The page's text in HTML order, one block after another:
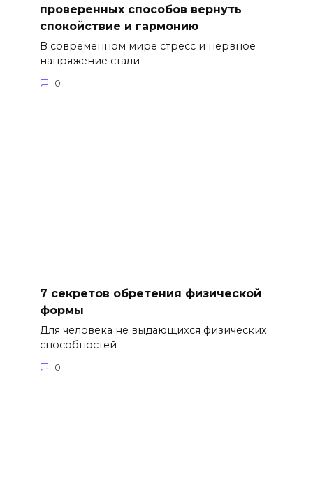
проверенных способов вернуть
спокойствие и гармонию
В современном мире стресс и нервное
напряжение стали
0
7 секретов обретения физической
формы
Для человека не выдающихся физических
способностей
0